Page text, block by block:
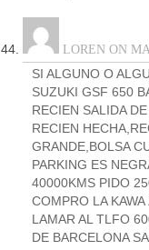
LOREN ON
SI ALGUNO O
SUZUKI GSF 650
RECIEN SALIDA
RECIEN
GRANDE,BOLSA
PARKING ES
40000KMS PIDO
COMPRO LA
LAMAR AL TLFO
DE BARCELONA